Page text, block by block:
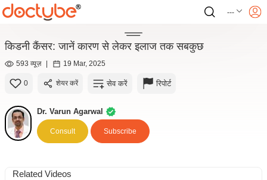
---
किडनी कैंसर: जानें कारण से लेकर इलाज तक सबकुछ
593 व्यूज़ | 19 Mar, 2025
0 शेयर करें सेव करें रिपोर्ट
Dr. Varun Agarwal
Consult Subscribe
Related Videos